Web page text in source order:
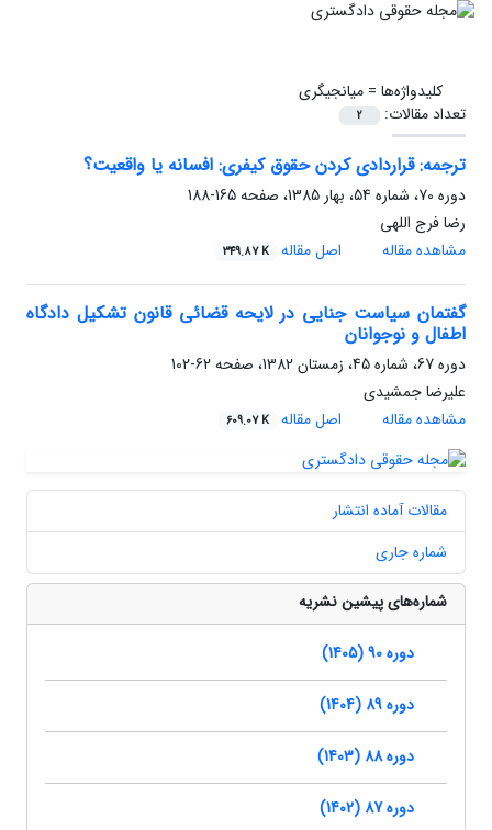
کلیدواژه‌ها =میانجیگری
تعداد مقالات:
2
ترجمه: قراردادی کردن حقوق کیفری: افسانه یا واقعیت؟
دوره 70، شماره 54، بهار 1385، صفحه
165-188
رضا فرج اللهی
مشاهده مقاله
اصل مقاله 349.87 K
گفتمان سیاست جنایی در لایحه قضائی قانون تشکیل دادگاه
اطفال و نوجوانان
دوره 67، شماره 45، زمستان 1382، صفحه
62-102
علیرضا جمشیدی
مشاهده مقاله
اصل مقاله 609.07 K
مقالات آماده انتشار
شماره جاری
شماره‌های پیشین نشریه
دوره 90 (1405)
دوره 89 (1404)
دوره 88 (1403)
دوره 87 (1402)